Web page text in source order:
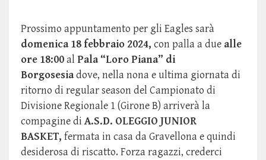
Prossimo appuntamento per gli Eagles sarà
domenica 18 febbraio 2024, con palla a due alle
ore 18:00alPala “Loro Piana” di
Borgosesiadove, nella nona e ultima giornata di
ritorno di regular season del Campionato di
Divisione Regionale 1 (Girone B) arriverà la
compagine di A.S.D. OLEGGIO JUNIOR
BASKET, fermata in casa da Gravellona e quindi
desiderosa di riscatto. Forza ragazzi, crederci